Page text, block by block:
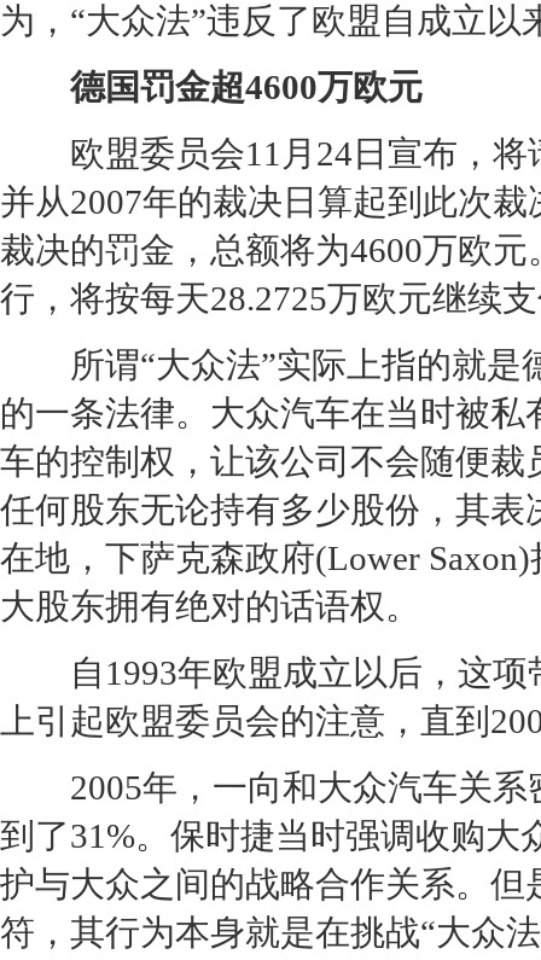
为，“大众法”违反了欧盟自成立以
德国罚金超4600万欧元
欧盟委员会11月24日宣布，将
并从2007年的裁决日算起到此次
裁决的罚金，总额将为4600万欧
行，将按每天28.2725万欧元继续
所谓“大众法”实际上指的就是
的一条法律。 大众汽车在当时被私
车的控制权，让该公司不会随便
任何股东无论持有多少股份，其表
在地，下萨克森政府(Lower
大股东拥有绝对的话语权。
自1993年欧盟成立以后，这项
上引起欧盟委员会的注意，直到
2005年，一向和大众汽车关系
到了31%。 保时捷当时强调收购大
护与大众之间的战略合作关系。但
符，其行为本身就是在挑战“大众